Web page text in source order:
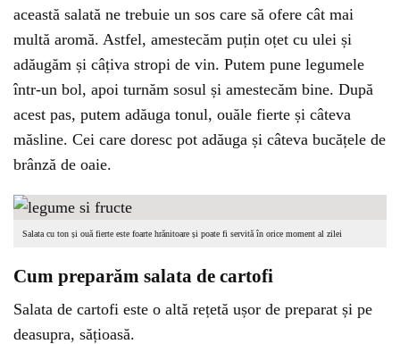
această salată ne trebuie un sos care să ofere cât mai
multă aromă. Astfel, amestecăm puțin oțet cu ulei și
adăugăm și câțiva stropi de vin. Putem pune legumele
într-un bol, apoi turnăm sosul și amestecăm bine. După
acest pas, putem adăuga tonul, ouăle fierte și câteva
măsline. Cei care doresc pot adăuga și câteva bucățele de
brânză de oaie.
Salata cu ton și ouă fierte este foarte hrănitoare și poate fi servită în orice moment al zilei
Cum preparăm salata de cartofi
Salata de cartofi este o altă rețetă ușor de preparat și pe
deasupra, sățioasă.